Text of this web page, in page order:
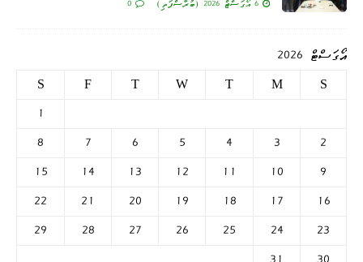
6 އޯގަސްޓް 2026 (ބުރާސްފަތި) 0
އޯގަސްޓް 2026
S
M
T
W
T
F
S
1
2
3
4
5
6
7
8
9
10
11
12
13
14
15
16
17
18
19
20
21
22
23
24
25
26
27
28
29